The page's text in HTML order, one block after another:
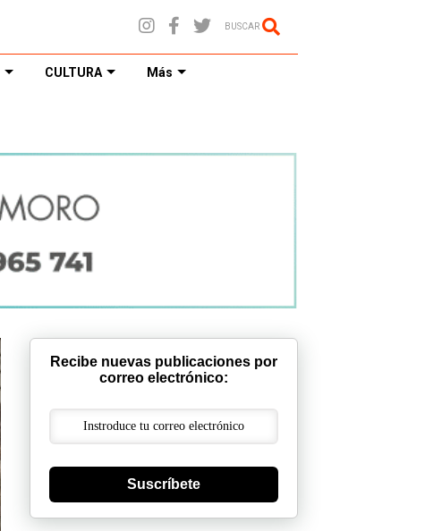
BUSCAR
CULTURA Más
Recibe nuevas publicaciones por
correo electrónico:
Suscríbete